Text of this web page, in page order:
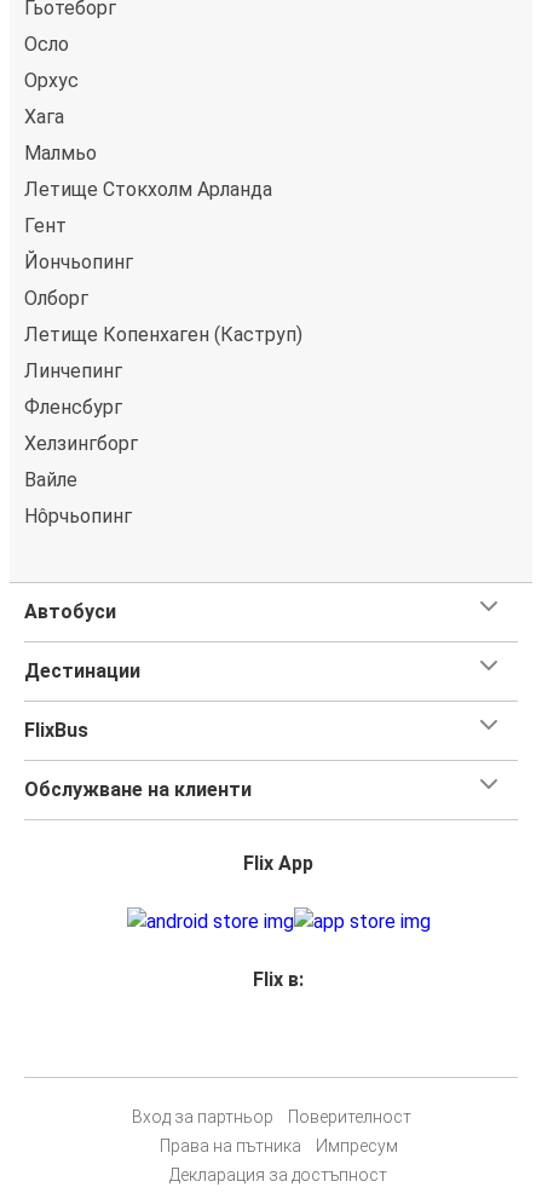
Гьотеборг
Осло
Орхус
Хага
Малмьо
Летище Стокхолм Арланда
Гент
Йончьопинг
Олборг
Летище Копенхаген (Каструп)
Линчепинг
Фленсбург
Хелзингборг
Вайле
Нôрчьопинг
Автобуси
Дестинации
FlixBus
Обслужване на клиенти
Flix App
Flix в:
Вход за партньор
Поверителност
Права на пътника
Импресум
Декларация за достъпност